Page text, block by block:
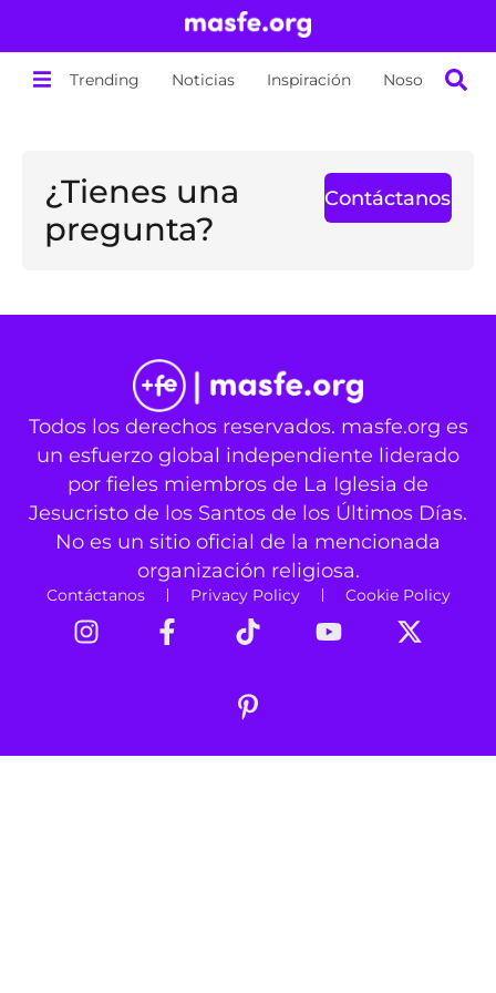
Trending Noticias Inspiración Nosotros
¿Tienes una
pregunta?
Contáctanos
Todos los derechos reservados. masfe.org es
un esfuerzo global independiente liderado
por fieles miembros de La Iglesia de
Jesucristo de los Santos de los Últimos Días.
No es un sitio oficial de la mencionada
organización religiosa.
Contáctanos Privacy Policy Cookie Policy